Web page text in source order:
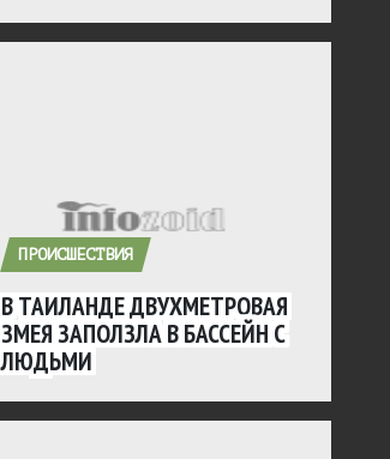
ПРОИСШЕСТВИЯ
В ТАИЛАНДЕ ДВУХМЕТРОВАЯ
ЗМЕЯ ЗАПОЛЗЛА В БАССЕЙН С
ЛЮДЬМИ